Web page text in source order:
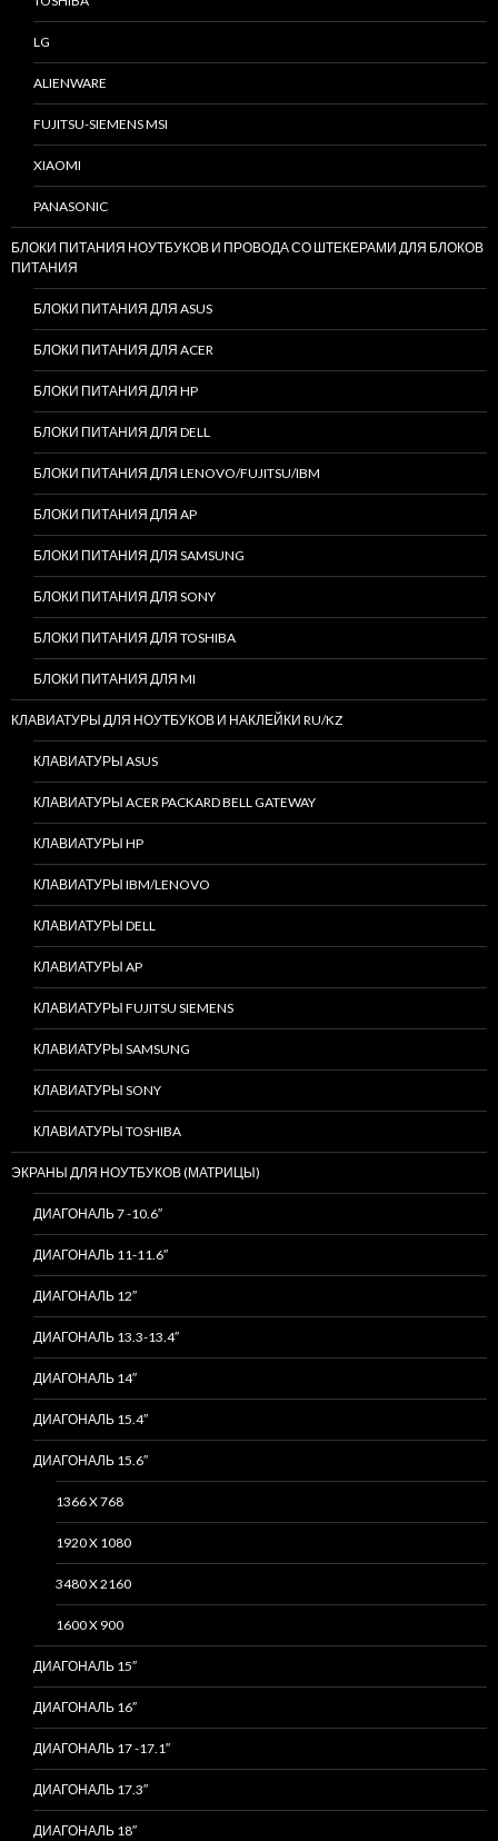
LG
ALIENWARE
FUJITSU-SIEMENS MSI
XIAOMI
PANASONIC
БЛОКИ ПИТАНИЯ НОУТБУКОВ И ПРОВОДА СО ШТЕКЕРАМИ ДЛЯ БЛОКОВ
ПИТАНИЯ
БЛОКИ ПИТАНИЯ ДЛЯ ASUS
БЛОКИ ПИТАНИЯ ДЛЯ ACER
БЛОКИ ПИТАНИЯ ДЛЯ HP
БЛОКИ ПИТАНИЯ ДЛЯ DELL
БЛОКИ ПИТАНИЯ ДЛЯ LENOVO/FUJITSU/IBM
БЛОКИ ПИТАНИЯ ДЛЯ AP
БЛОКИ ПИТАНИЯ ДЛЯ SAMSUNG
БЛОКИ ПИТАНИЯ ДЛЯ SONY
БЛОКИ ПИТАНИЯ ДЛЯ TOSHIBA
БЛОКИ ПИТАНИЯ ДЛЯ MI
КЛАВИАТУРЫ ДЛЯ НОУТБУКОВ И НАКЛЕЙКИ RU/KZ
КЛАВИАТУРЫ ASUS
КЛАВИАТУРЫ ACER PACKARD BELL GATEWAY
КЛАВИАТУРЫ HP
КЛАВИАТУРЫ IBM/LENOVO
КЛАВИАТУРЫ DELL
КЛАВИАТУРЫ AP
КЛАВИАТУРЫ FUJITSU SIEMENS
КЛАВИАТУРЫ SAMSUNG
КЛАВИАТУРЫ SONY
КЛАВИАТУРЫ TOSHIBA
ЭКРАНЫ ДЛЯ НОУТБУКОВ (МАТРИЦЫ)
ДИАГОНАЛЬ 7 -10.6″
ДИАГОНАЛЬ 11-11.6″
ДИАГОНАЛЬ 12″
ДИАГОНАЛЬ 13.3-13.4″
ДИАГОНАЛЬ 14″
ДИАГОНАЛЬ 15.4″
ДИАГОНАЛЬ 15.6″
1366 X 768
1920 X 1080
3480 X 2160
1600 X 900
ДИАГОНАЛЬ 15″
ДИАГОНАЛЬ 16″
ДИАГОНАЛЬ 17 -17.1″
ДИАГОНАЛЬ 17.3″
ДИАГОНАЛЬ 18″